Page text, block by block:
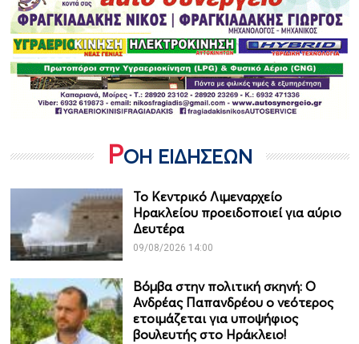
ΡΟΗ ΕΙΔΗΣΕΩΝ
Το Κεντρικό Λιμεναρχείο
Ηρακλείου προειδοποιεί για αύριο
Δευτέρα
09/08/2026 14:00
Βόμβα στην πολιτική σκηνή: Ο
Ανδρέας Παπανδρέου ο νεότερος
ετοιμάζεται για υποψήφιος
βουλευτής στο Ηράκλειο!